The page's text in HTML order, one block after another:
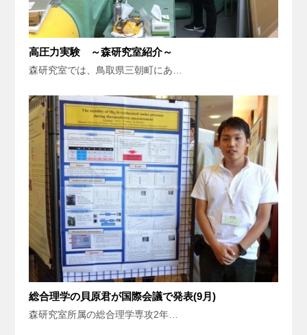
高圧力実験 ～森研究室紹介～
森研究室では、鳥取県三朝町にあ…
総合理学の貝原君が国際会議で発表(9月)
森研究室所属の総合理学専攻2年…